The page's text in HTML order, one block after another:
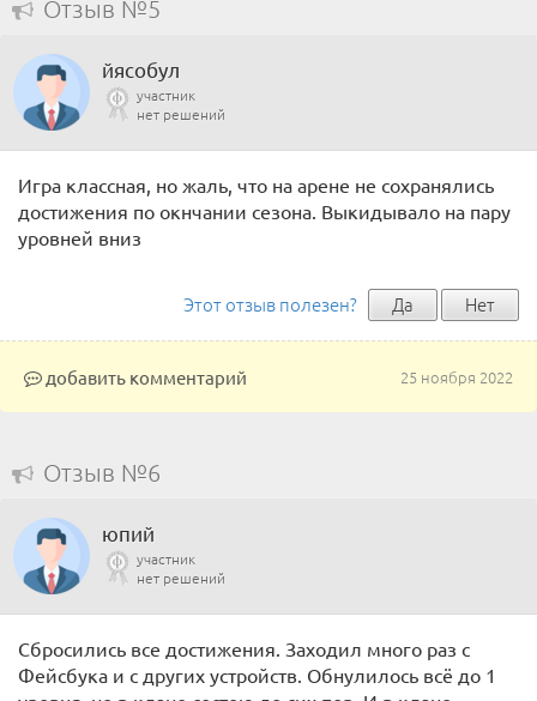
Отзыв №5
йясобул
участник
нет решений
Игра классная, но жаль, что на арене не сохранялись
достижения по окнчании сезона. Выкидывало на пару
уровней вниз
Этот отзыв полезен? Да Нет
25 ноября 2022
добавить комментарий
Отзыв №6
юпий
участник
нет решений
Сбросились все достижения. Заходил много раз с
Фейсбука и с других устройств. Обнулилось всё до 1